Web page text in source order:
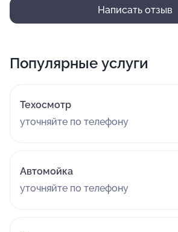
Написать отзыв
Популярные услуги
Техосмотр
уточняйте по телефону
Автомойка
уточняйте по телефону